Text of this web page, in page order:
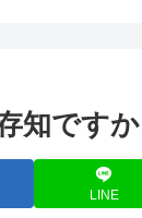
知ですか
LINE